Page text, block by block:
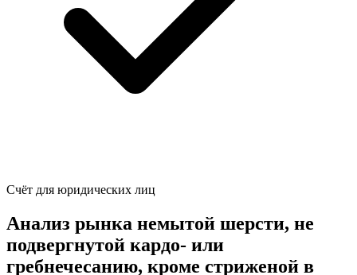
Счёт для юридических лиц
Анализ рынка немытой шерсти, не
подвергнутой кардо- или
гребнечесанию, кроме стриженой в